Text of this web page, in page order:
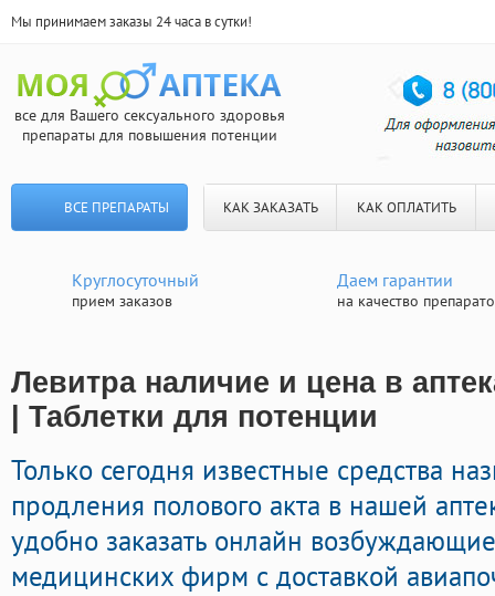
Мы принимаем заказы 24 часа в сутки!
все для Вашего сексуального здоровья
препараты для повышения потенции
ВСЕ ПРЕПАРАТЫ КАК ЗАКАЗАТЬ КАК ОПЛАТИТЬ
Круглосуточный
прием заказов
Даем гарантии
на качество
Левитра наличие и цена в
| Таблетки для потенции
Только сегодня известные средства
продления полового акта в нашей
удобно заказать онлайн
медицинских фирм с доставкой